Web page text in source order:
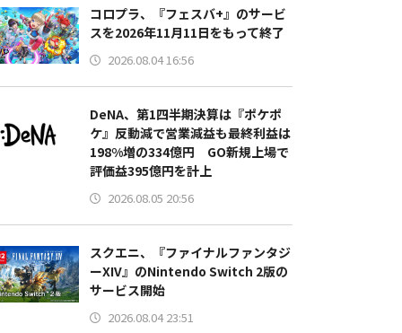
コロプラ、『フェスバ+』のサービ
スを2026年11月11日をもって終了
2026.08.04 16:56
DeNA、第1四半期決算は『ポケポ
ケ』反動減で営業減益も最終利益は
198%増の334億円 GO新規上場で
評価益395億円を計上
2026.08.05 20:56
スクエニ、『ファイナルファンタジ
ーXIV』のNintendo Switch 2版の
サービス開始
2026.08.04 23:51